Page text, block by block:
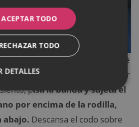
las muñecas, para lo que te
ejercicio que puedes hacer
pisa la banda y sujeta el
por encima de la rodilla,
abajo. Descansa el codo sobre
ACEPTAR TODO
TODO
DETALLES